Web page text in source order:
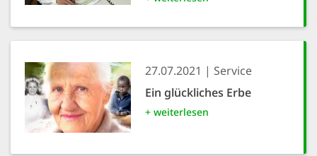
27.07.2021
Service
Ein glückliches Erbe
+ weiterlesen